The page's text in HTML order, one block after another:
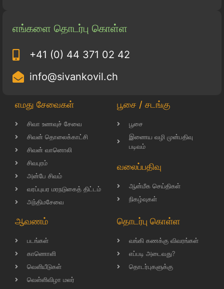
எங்களை தொடர்பு கொள்ள
+41 (0) 44 371 02 42
info@sivankovil.ch
எமது சேவைகள்
சிவா உணவுச் சேவை
சிவன் தொலைக்காட்சி
சிவன் வானொலி
சிவபுரம்
அன்பே சிவம்
வரப்புயர மரநடுகைத் திட்டம்
அந்திமசேவை
பூசை / சடங்கு
பூசை
இணைய வழி முன்பதிவு
படிவம்
வலைப்பதிவு
ஆன்மீக செய்திகள்
நிகழ்வுகள்
ஆவணம்
படங்கள்
காணொளி
வெளியீடுகள்
வெள்ளிவிழா மலர்
தொடர்பு கொள்ள
வங்கி கணக்கு விவரங்கள்
எப்படி அடைவது?
தொடர்புகளுக்கு